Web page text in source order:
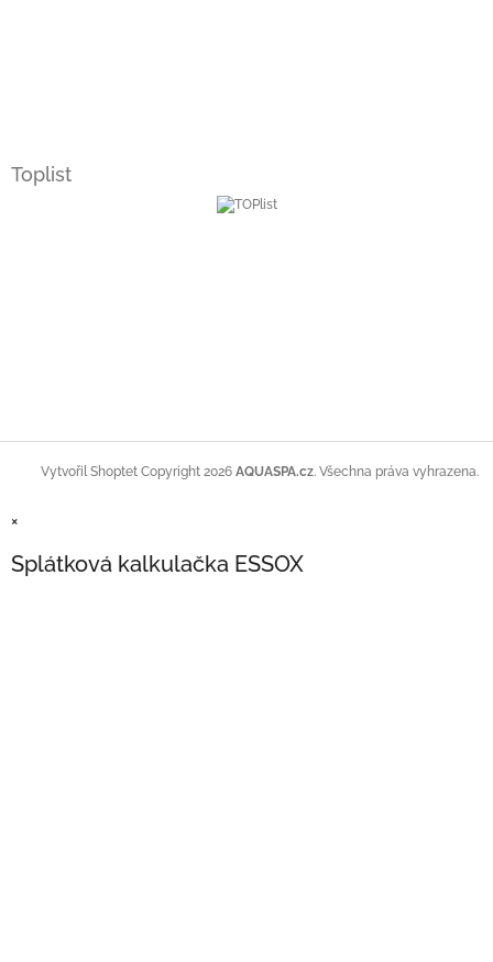
Toplist
Vytvořil Shoptet Copyright 2026 AQUASPA.cz. Všechna práva vyhrazena.
×
Splátková kalkulačka ESSOX